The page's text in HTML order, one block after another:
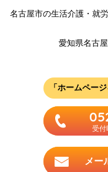
名古屋市の生活介護・就
愛知県名古
「ホームペー
受付
メー